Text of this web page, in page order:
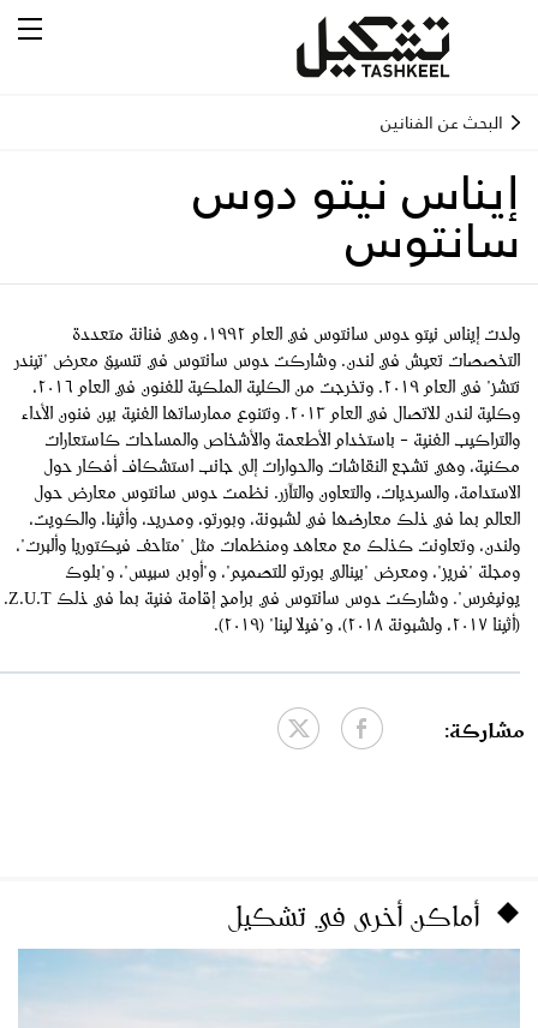
البحث عن الفنانين
إيناس نيتو دوس
سانتوس
ولدت إيناس نيتو دوس سانتوس في العام ١٩٩٢، وهي فنانة متعددة
التخصصات تعيش في لندن. وشاركت دوس سانتوس في تنسيق معرض "تيندر
تتشز" في العام ٢٠١٩. وتخرجت من الكلية الملكية للفنون في العام ٢٠١٦،
وكلية لندن للاتصال في العام ٢٠١٣. وتتنوع ممارساتها الفنية بين فنون الأداء
والتراكيب الفنية – باستخدام الأطعمة والأشخاص والمساحات كاستعارات
مكنية، وهي تشجع النقاشات والحوارات إلى جانب استشكاف أفكار حول
الاستدامة، والسرديات، والتعاون والتآزر. نظمت دوس سانتوس معارض حول
العالم بما في ذلك معارضها في لشبونة، وبورتو، ومدريد، وأثينا، والكويت،
ولندن، وتعاونت كذلك مع معاهد ومنظمات مثل "متاحف فيكتوريا وألبرت"،
ومجلة "فريز"، ومعرض "بينالي بورتو للتصميم"، و"أوبن سبيس"، و"بلوك
يونيفرس". وشاركت دوس سانتوس في برامج إقامة فنية بما في ذلك Z.U.T.
(أثينا ٢٠١٧، ولشبونة ٢٠١٨)، و"فيلا لينا" (٢٠١٩).
مشاركة:
أماكن أخرى في تشكيل